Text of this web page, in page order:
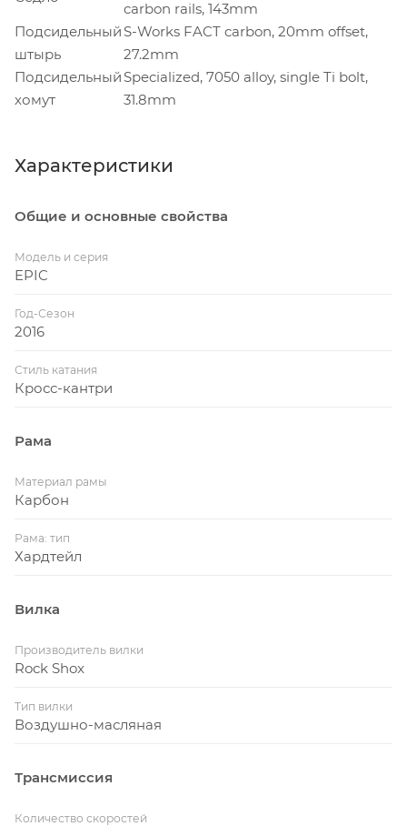
carbon rails, 143mm
Подсидельный
штырь
S-Works FACT carbon, 20mm offset,
27.2mm
Подсидельный
хомут
Specialized, 7050 alloy, single Ti bolt,
31.8mm
Характеристики
Общие и основные свойства
Модель и серия
EPIC
Год-Сезон
2016
Стиль катания
Кросс-кантри
Рама
Материал рамы
Карбон
Рама: тип
Хардтейл
Вилка
Производитель вилки
Rock Shox
Тип вилки
Воздушно-масляная
Трансмиссия
Количество скоростей